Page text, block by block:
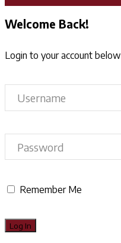
Welcome Back!
Login to your account below
Remember Me